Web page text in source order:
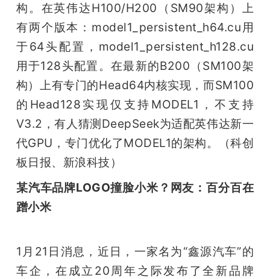
构。在英伟达H100/H200（SM90架构）上
有两个版本：model1_persistent_h64.cu用
于64头配置，model1_persistent_h128.cu
用于128头配置。在最新的B200（SM100架
构）上有专门的Head64内核实现，而SM100
的Head128实现仅支持MODEL1，不支持
V3.2，有人猜测DeepSeek为适配英伟达新一
代GPU，专门优化了MODEL1的架构。（科创
板日报、新浪科技）
某汽车品牌LOGO撞脸小米？网友：百分百在
蹭小米
1月21日消息，近日，一家名为“鑫源汽车”的
车企，在成立20周年之际发布了全新品牌